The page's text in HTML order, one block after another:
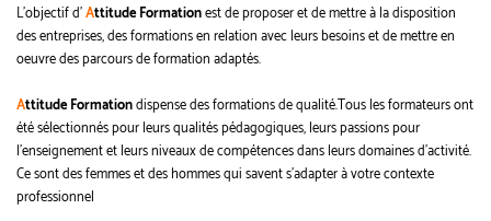
L'objectif d'Attitude Formationest de proposer et de mettre à la disposition
des entreprises, des formations en relation avec leurs besoins et de mettre en
oeuvre des parcours de formation adaptés.
Attitude Formationdispense des formations de qualité.Tous les formateurs ont
été sélectionnés pour leurs qualités pédagogiques, leurs passions pour
l'enseignement et leurs niveaux de compétences dans leurs domaines d'activité.
Ce sont des femmes et des hommes qui savent s'adapter à votre contexte
professionnel